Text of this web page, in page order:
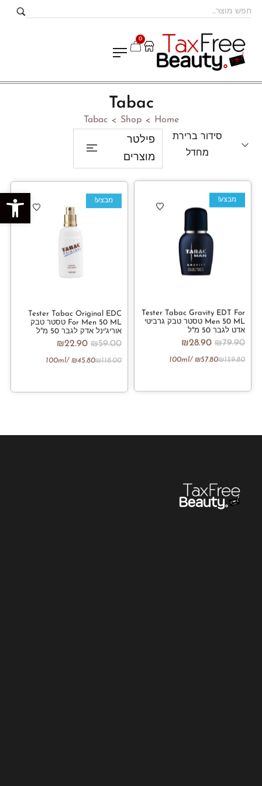
פתח סרגל נגישות
0
Tabac
Home
>
Shop
>
Tabac
סידור ברירת
מחדל
פילטר
מוצרים
מבצע!
Tester Tabac Gravity EDT For
Men 50 ML טסטר טבק גרביטי
אדט לגבר 50 מ"ל
₪79.90
₪28.90
₪159.80
₪57.80
/100ml
מבצע!
Tester Tabac Original EDC
For Men 50 ML טסטר טבק
אוריג'ינל אדק לגבר 50 מ"ל
₪59.00
₪22.90
₪118.00
₪45.80
/100ml